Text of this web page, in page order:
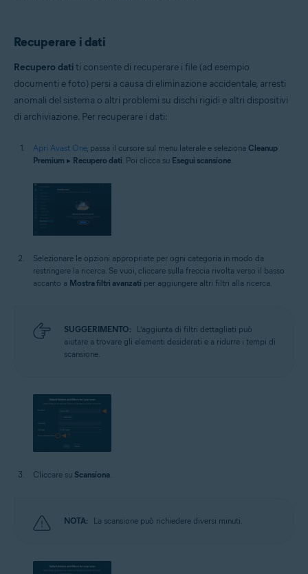
Recuperare i dati
Recupero datiti consente di recuperare i file (ad esempio
documenti e foto) persi a causa di eliminazione accidentale, arresti
anomali del sistema o altri problemi su dischi rigidi e altri dispositivi
di archiviazione. Per recuperare i dati:
Apri Avast One, passa il cursore sul menu laterale e seleziona Cleanup
Premium ▸ Recupero dati . Poi clicca su Esegui scansione
Selezionare le opzioni appropriate per ogni categoria in modo da
restringere la ricerca. Se vuoi, cliccare sulla freccia rivolta verso il basso
accanto a Mostra filtri avanzati per aggiungere altri filtri alla ricerca.
SUGGERIMENTO:
L’aggiunta di filtri dettagliati può
aiutare a trovare gli elementi desiderati e a ridurre i tempi di
scansione.
Cliccare su Scansiona
NOTA: La scansione può richiedere diversi minuti.